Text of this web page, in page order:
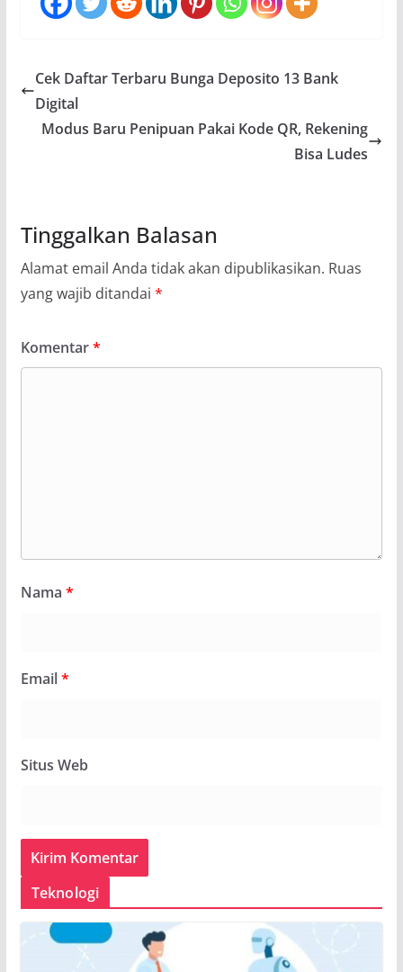
Cek Daftar Terbaru Bunga Deposito 13 Bank
Digital
Modus Baru Penipuan Pakai Kode QR, Rekening
Bisa Ludes
Tinggalkan Balasan
Alamat email Anda tidak akan dipublikasikan. Ruas
yang wajib ditandai *
Komentar*
Nama *
Email*
Situs Web
Teknologi